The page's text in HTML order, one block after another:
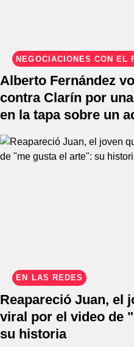
NEGOCIACIONES CON EL
Alberto Fernández
contra Clarín por
en la tapa sobre un
EN LAS REDES
Reapareció Juan, el
viral por el video de
su historia